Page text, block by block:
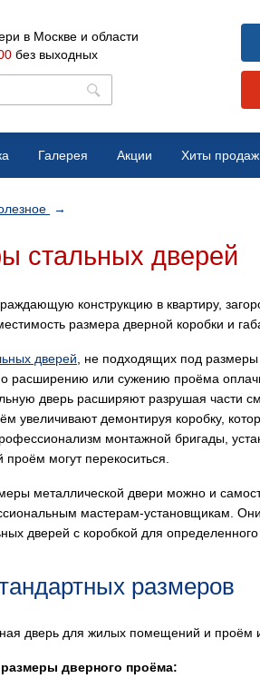
в Москве и области
без выходных
Галерея Акции Хиты продаж
→
стальных дверей
конструкцию в квартиру,
размера дверной коробки и
дверей , не подходящих под
расширению или сужению проёма
дверь расширяют разрушая части
увеличивают демонтируя коробку,
монтажной бригады,
проём могут перекоситься.
металлической двери можно и
мастерам-установщикам.
дверей с коробкой для
размеров
дверь для жилых помещений и
дверного проёма: